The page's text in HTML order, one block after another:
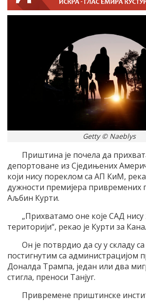
Getty © Naeblys
Приштина је почела да
депортоване из Сједињених
који нису пореклом са АП КиМ,
дужности премијера привремених
Аљбин Курти.
„Прихватамо оне које САД нису
територији“, рекао је Курти за
Он је потврдио да су у складу
постигнутим са администрацијом
Доналда Трампа, један или два
стигла, преноси Танјуг.
Привремене приштинске